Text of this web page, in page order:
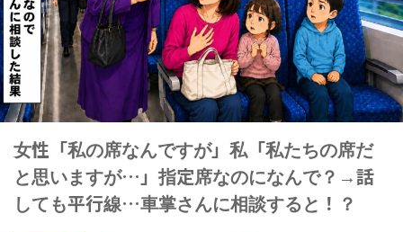
女性「私の席なんですが」私「私たちの席だ
と思いますが…」指定席なのになんで？→話
しても平行線…車掌さんに相談すると！？